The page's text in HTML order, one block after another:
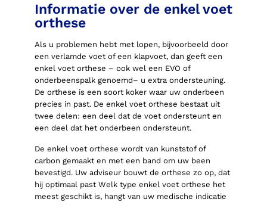
Informatie over de enkel voet
orthese
Als u problemen hebt met lopen, bijvoorbeeld door
een verlamde voet of een klapvoet, dan geeft een
enkel voet orthese – ook wel een EVO of
onderbeenspalk genoemd– u extra ondersteuning.
De orthese is een soort koker waar uw onderbeen
precies in past. De enkel voet orthese bestaat uit
twee delen: een deel dat de voet ondersteunt en
een deel dat het onderbeen ondersteunt.
De enkel voet orthese wordt van kunststof of
carbon gemaakt en met een band om uw been
bevestigd. Uw adviseur bouwt de orthese zo op, dat
hij optimaal past Welk type enkel voet orthese het
meest geschikt is, hangt van uw medische indicatie